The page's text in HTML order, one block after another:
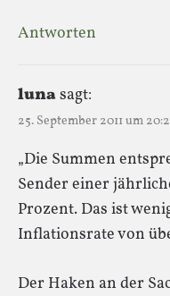
Antworten
lunasagt:
25. September 2011 um
„Die Summen
Sender einer
Prozent. Das ist
Inflationsrate von
Der Haken an der